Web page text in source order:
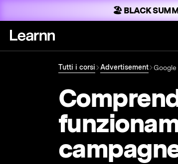
🏖️ BLACK
Tutti i corsi Advertisement